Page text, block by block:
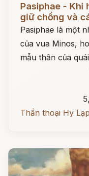
Pasiphae - Khi
giữ chồng và
Pasiphae là một
của vua Minos,
mẫu thân của
Thần thoại Hy Lạp